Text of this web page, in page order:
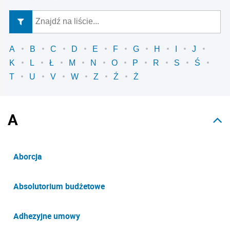
A B C D E F G H
J
K
L Ł M N O P R S
Ś
T
U V W Z Ź Ż
A
Aborcja
Absolutorium budżetowe
Adhezyjne umowy